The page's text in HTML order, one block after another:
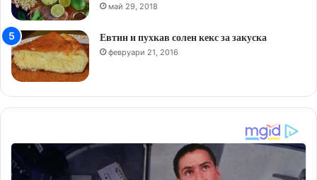
май 29, 2018
Евтин и пухкав солен кекс за закуска
февруари 21, 2016